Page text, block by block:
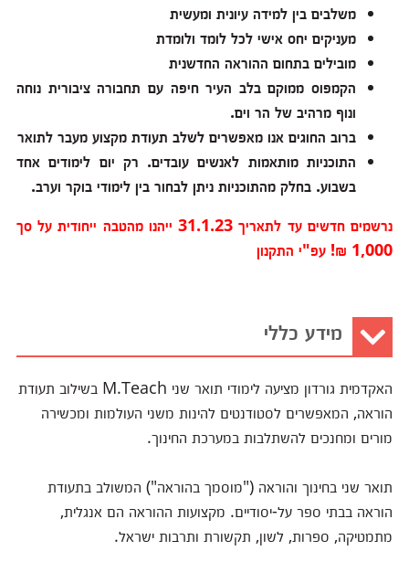
משלבים בין למידה עיונית ומעשית
מעניקים יחס אישי לכל לומד ולומדת
מובילים בתחום ההוראה החדשנית
הקמפוס ממוקם בלב העיר חיפה עם תחבורה ציבורית נוחה
ונוף מרהיב של הר וים.
ברוב החוגים אנו מאפשרים לשלב תעודת מקצוע מעבר לתואר
התוכניות מותאמות לאנשים עובדים. רק יום לימודים אחד
בשבוע. בחלק מהתוכניות ניתן לבחור בין לימודי בוקר וערב.
נרשמים חדשים עד לתאריך 31.1.23 ייהנו מהטבה ייחודית על סך
1,000 ₪! עפ"י התקנון
מידע כללי
האקדמית גורדון מציעה לימודי תואר שני M.Teach בשילוב תעודת
הוראה, המאפשרים לסטודנטים להינות משני העולמות ומכשירה
מורים ומחנכים להשתלבות במערכת החינוך.
תואר שני בחינוך והוראה ("מוסמך בהוראה") המשולב בתעודת
הוראה בבתי ספר על-יסודיים. מקצועות ההוראה הם אנגלית,
מתמטיקה, ספרות, לשון, תקשורת ותרבות ישראל.